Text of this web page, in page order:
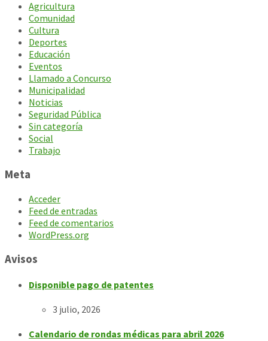
Agricultura
Comunidad
Cultura
Deportes
Educación
Eventos
Llamado a Concurso
Municipalidad
Noticias
Seguridad Pública
Sin categoría
Social
Trabajo
Meta
Acceder
Feed de entradas
Feed de comentarios
WordPress.org
Avisos
Disponible pago de patentes
3 julio, 2026
Calendario de rondas médicas para abril 2026